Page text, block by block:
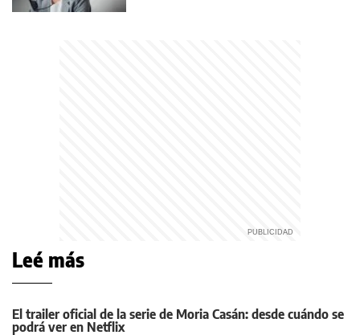
Leé más
El trailer oficial de la serie de Moria Casán: desde cuándo se
podrá ver en Netflix